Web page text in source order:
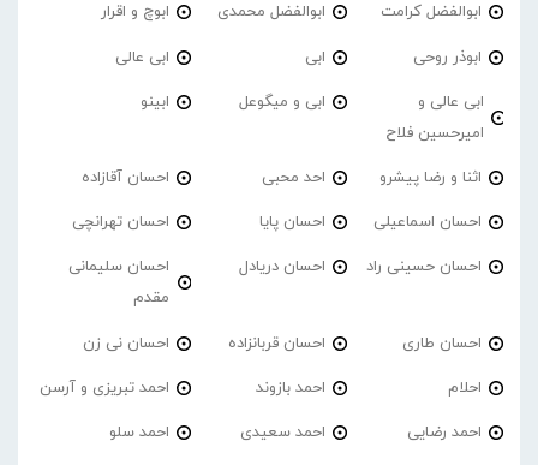
ابوالفضل کرامت ابوالفضل محمدی ابوچ و اقرار
ابوذر روحی ابی ابی عالی
ابی عالی و
امیرحسین فلاح
ابی و میگوعل ابینو
اثنا و رضا پیشرو احد محبی احسان آقازاده
احسان اسماعیلی احسان پایا احسان تهرانچی
احسان حسینی راد احسان دریادل
احسان سلیمانی
مقدم
احسان طاری احسان قربانزاده احسان نی زن
احلام احمد بازوند احمد تبریزی و آرسن
احمد‌ رضایی احمد سعیدی احمد سلو